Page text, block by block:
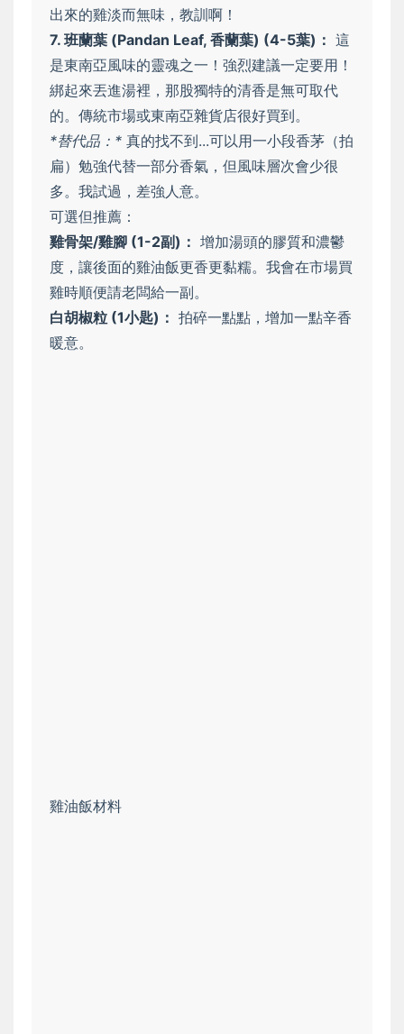
出來的雞淡而無味，教訓啊！
7. 班蘭葉 (Pandan Leaf, 香蘭葉) (4-5葉)： 這
是東南亞風味的靈魂之一！強烈建議一定要用！
綁起來丟進湯裡，那股獨特的清香是無可取代
的。傳統市場或東南亞雜貨店很好買到。
*替代品：* 真的找不到...可以用一小段香茅（拍
扁）勉強代替一部分香氣，但風味層次會少很
多。我試過，差強人意。
可選但推薦：
雞骨架/雞腳 (1-2副)： 增加湯頭的膠質和濃鬱
度，讓後面的雞油飯更香更黏糯。我會在市場買
雞時順便請老闆給一副。
白胡椒粒 (1小匙)： 拍碎一點點，增加一點辛香
暖意。
雞油飯材料